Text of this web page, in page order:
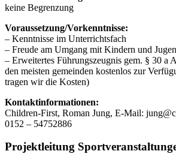
keine Begrenzung
Voraussetzung/Vorkenntnisse:
– Kenntnisse im Unterrichtsfach
– Freude am Umgang mit Kindern und
– Erweitertes Führungszeugnis gem. § 30 a
den meisten gemeinden kostenlos zur
tragen wir die Kosten)
Kontaktinformationen:
Children-First, Roman Jung, E-Mail:
0152 – 54752886
Projektleitung